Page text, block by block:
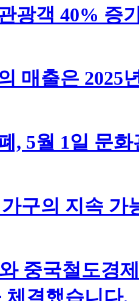
광객 40% 증
매출은 2025
, 5월 1일 문
구의 지속 가
중국철도경